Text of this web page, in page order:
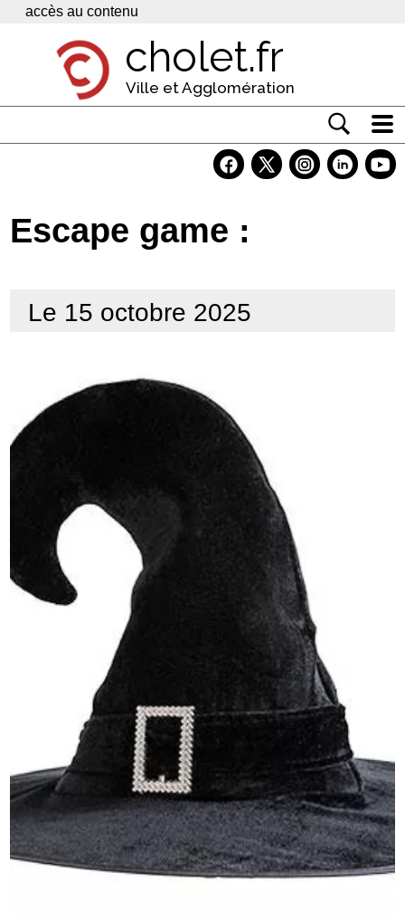
Panneau de gestion des cookies
accès au contenu
cholet.fr
Ville et Agglomération
Economie
Contacts
Escape game :
Le 15 octobre 2025